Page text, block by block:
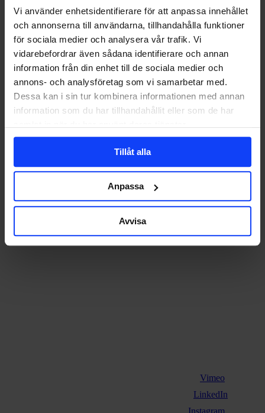
Vi använder enhetsidentifierare för att anpassa innehållet
och annonserna till användarna, tillhandahålla funktioner
för sociala medier och analysera vår trafik. Vi
vidarebefordrar även sådana identifierare och annan
information från din enhet till de sociala medier och
annons- och analysföretag som vi samarbetar med.
Dessa kan i sin tur kombinera informationen med annan
information som du har tillhandahållit eller som de har
Tillåt alla
Anpassa
Avvisa
Stortorget 7, 2 tr
111 29 Stockholm
+46 8-533 308 50
Göteborg
Norra Allégatan 2
413 01 Göteborg
Jönköping
+46 36-30 20 11
Vimeo
LinkedIn
Instagram